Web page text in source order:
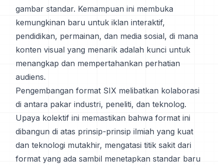
gambar standar. Kemampuan ini membuka
kemungkinan baru untuk iklan interaktif,
pendidikan, permainan, dan media sosial, di mana
konten visual yang menarik adalah kunci untuk
menangkap dan mempertahankan perhatian
audiens.
Pengembangan format SIX melibatkan kolaborasi
di antara pakar industri, peneliti, dan teknolog.
Upaya kolektif ini memastikan bahwa format ini
dibangun di atas prinsip-prinsip ilmiah yang kuat
dan teknologi mutakhir, mengatasi titik sakit dari
format yang ada sambil menetapkan standar baru